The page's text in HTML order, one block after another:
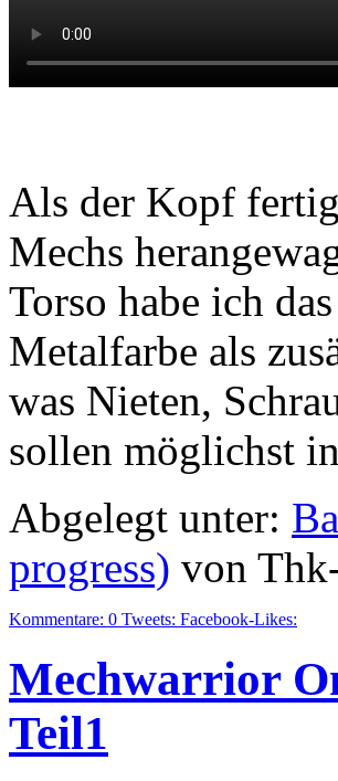
Als der Kopf
Mechs
Torso habe ich
Metalfarbe als
was Nieten,
sollen möglichst
Abgelegt unter:
progress) von
Kommentare: 0 Tweets: Facebook-Likes:
Mechwarrior
Teil1